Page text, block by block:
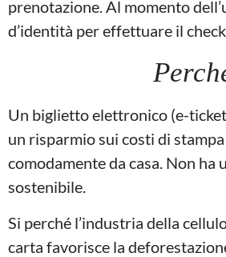
prenotazione. Al momento
d’identità per effettuare il
Un biglietto elettronico (e-
un risparmio sui costi di
comodamente da casa. Non ha
sostenibile.
Si perché l’industria della
carta favorisce la